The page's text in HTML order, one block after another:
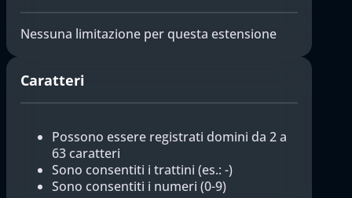
Nessuna limitazione per questa estensione
Caratteri
Possono essere registrati domini da 2 a
63 caratteri
Sono consentiti i trattini (es.: -)
Sono consentiti i numeri (0-9)